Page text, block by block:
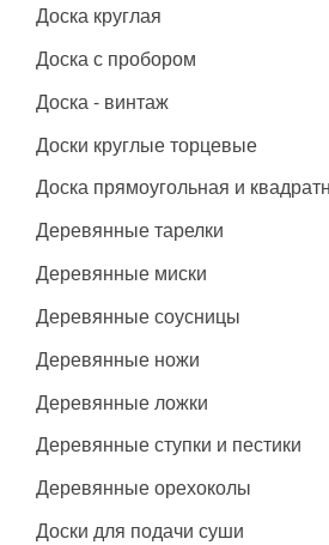
Доска круглая
Доска с пробором
Доска - винтаж
Доски круглые торцевые
Доска прямоугольная и
Деревянные тарелки
Деревянные миски
Деревянные соусницы
Деревянные ножи
Деревянные ложки
Деревянные ступки и пестики
Деревянные орехоколы
Доски для подачи суши